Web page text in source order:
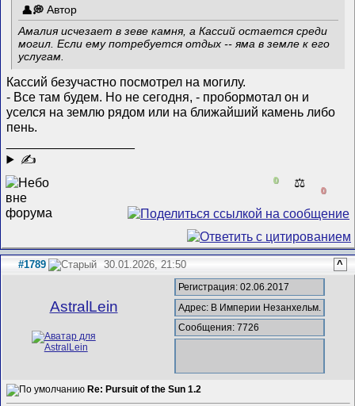
Автор
Амалия исчезает в зеве камня, а Кассий остается среди
могил. Если ему потребуется отдых -- яма в земле к его
услугам.
Кассий безучастно посмотрел на могилу.
- Все там будем. Но не сегодня, - пробормотал он и
уселся на землю рядом или на ближайший камень либо
пень.
✍
0 ⚖️
0
#1789 30.01.2026, 21:50 ^
AstralLein
Регистрация: 02.06.2017
Адрес: В Империи Незанхельм.
Сообщения: 7726
Re: Pursuit of the Sun 1.2